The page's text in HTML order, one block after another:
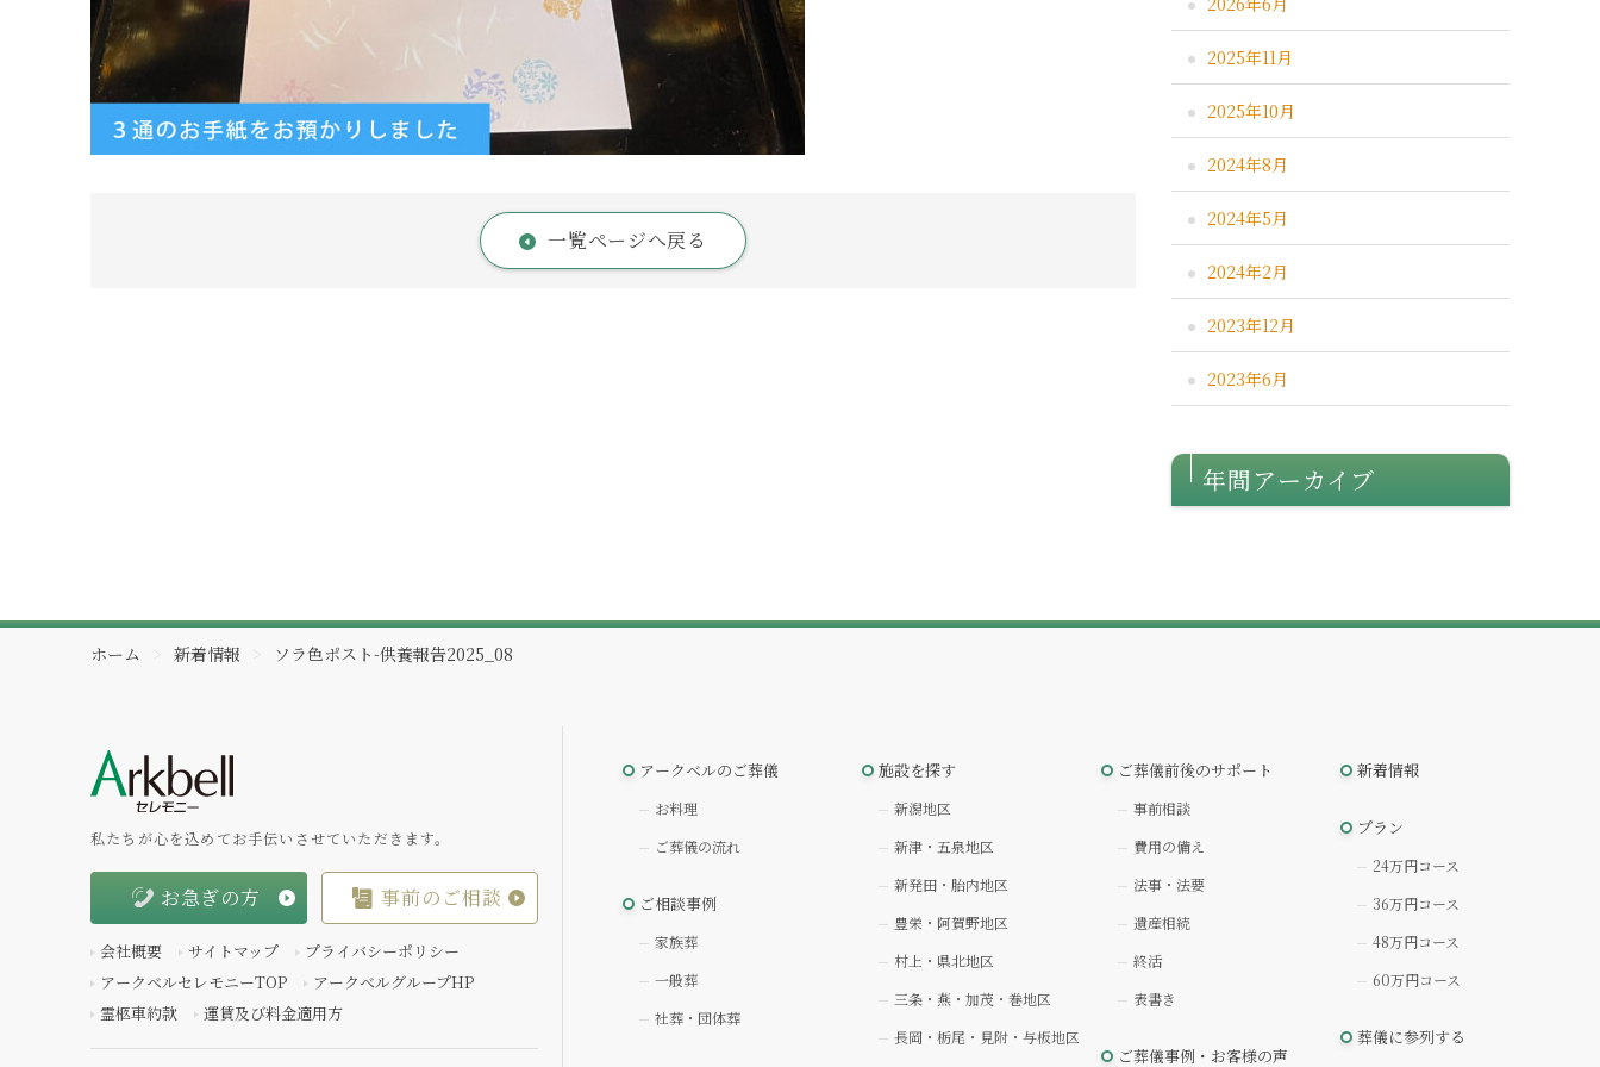
一覧ページへ戻る
2025年11月
2025年10月
2024年8月
2024年5月
2024年2月
2023年12月
2023年6月
年間アーカイブ
ホーム 新着情報 ソラ色ポスト-供養報告2025_08
私たちが心を込めてお手伝いさせていただきます。
お急ぎの方 事前のご相談
会社概要 サイトマップ
プライバシーポリシー
アークベルセレモニーTOP
アークベルグループHP
霊柩車約款
運賃及び料金適用方
アークベルのご葬儀
お料理
ご葬儀の流れ
ご相談事例
家族葬
一般葬
社葬・団体葬
施設を探す
新潟地区
新津・五泉地区
新発田・胎内地区
豊栄・阿賀野地区
村上・県北地区
三条・燕・加茂・巻地区
長岡・栃尾・見附・与板地区
ご葬儀前後のサポート
事前相談
費用の備え
法事・法要
遺産相続
終活
表書き
ご葬儀事例・お客様の声
新着情報
プラン
24万円コース
36万円コース
48万円コース
60万円コース
葬儀に参列する